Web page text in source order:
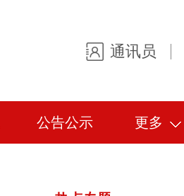
通讯员
公告公示 更多